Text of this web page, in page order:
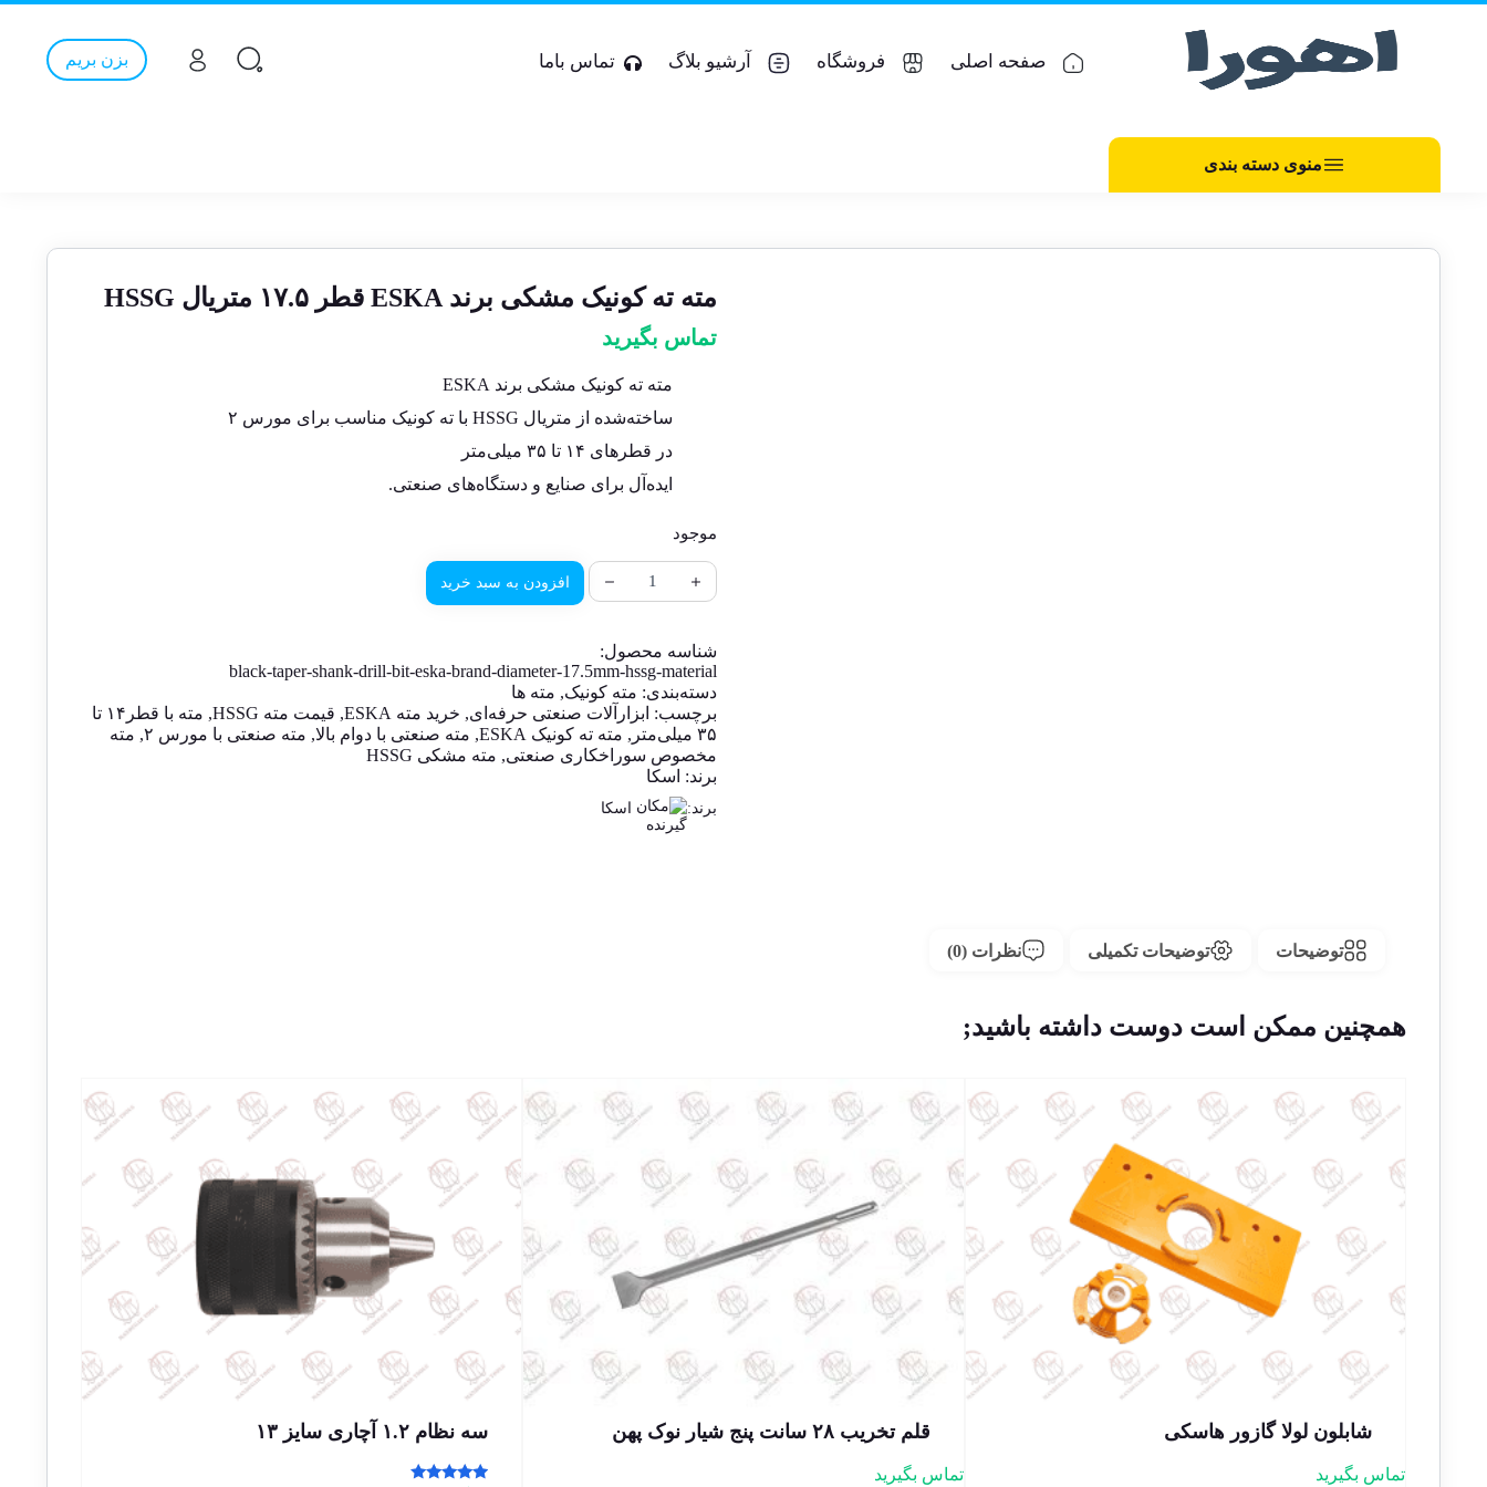
صفحه اصلی فروشگاه آرشیو بلاگ تماس باما بزن بریم
منوی دسته بندی
مته ته کونیک مشکی برند ESKA قطر ۱۷.۵ متریال HSSG
تماس بگیرید
مته ته کونیک مشکی برند ESKA
ساخته‌شده از متریال HSSG با ته کونیک مناسب برای مورس ۲
در قطرهای ۱۴ تا ۳۵ میلی‌متر
ایده‌آل برای صنایع و دستگاه‌های صنعتی.
موجود
افزودن به سبد خرید
شناسه محصول:
black-taper-shank-drill-bit-eska-brand-diameter-17.5mm-hssg-material
دسته‌بندی: مته کونیک, مته ها
برچسب: ابزارآلات صنعتی حرفه‌ای, خرید مته ESKA , قیمت مته HSSG ,
مته با قطر۱۴ تا
۳۵ میلی‌متر
, مته ته کونیک ESKA , مته صنعتی با دوام بالا, مته صنعتی با مورس ۲ , مته
مخصوص سوراخکاری صنعتی, مته مشکی HSSG
برند: اسکا
برند: اسکا
توضیحات توضیحات تکمیلی نظرات (0)
همچنین ممکن است دوست داشته باشید;
شابلون لولا گازور هاسکی
تماس بگیرید
قلم تخریب ۲۸ سانت پنج شیار نوک پهن
تماس بگیرید
سه نظام ۱.۲ آچاری سایز ۱۳